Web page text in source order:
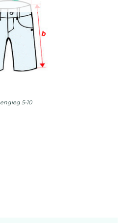
engleg 5-10